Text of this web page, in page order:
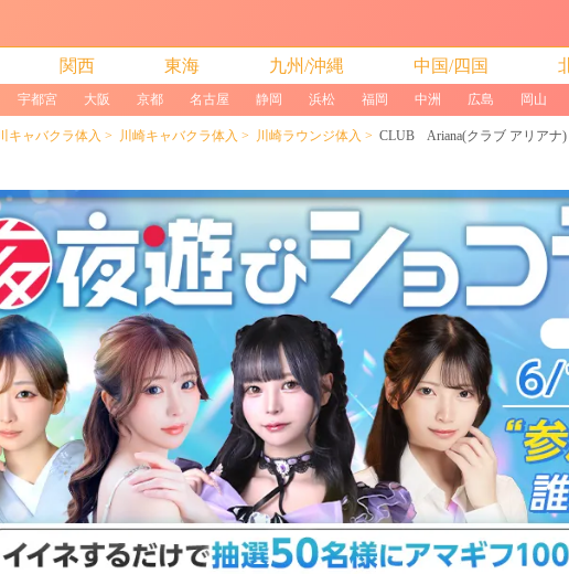
関西 東海 九州/沖縄 中国/四国
宇都宮 大阪 京都 名古屋 静岡 浜松 福岡 中洲 広島 岡山
キャバクラ体入 川崎キャバクラ体入 川崎ラウンジ体入 CLUB Ariana(クラブ アリアナ)